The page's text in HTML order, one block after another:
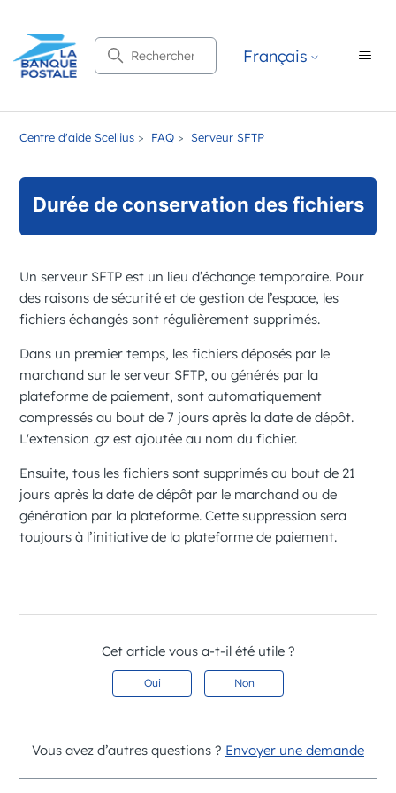
Recherche Français
Centre d'aide Scellius FAQ Serveur SFTP
Durée de conservation des fichiers
Un serveur SFTP est un lieu d’échange temporaire. Pour
des raisons de sécurité et de gestion de l’espace, les
fichiers échangés sont régulièrement supprimés.
Dans un premier temps, les fichiers déposés par le
marchand sur le serveur SFTP, ou générés par la
plateforme de paiement, sont automatiquement
compressés au bout de 7 jours après la date de dépôt.
L'extension .gzest ajoutée au nom du fichier.
Ensuite, tous les fichiers sont supprimés au bout de 21
jours après la date de dépôt par le marchand ou de
génération par la plateforme. Cette suppression sera
toujours à l’initiative de la plateforme de paiement.
Cet article vous a-t-il été utile ?
Oui Non
Vous avez d’autres questions ? Envoyer une demande